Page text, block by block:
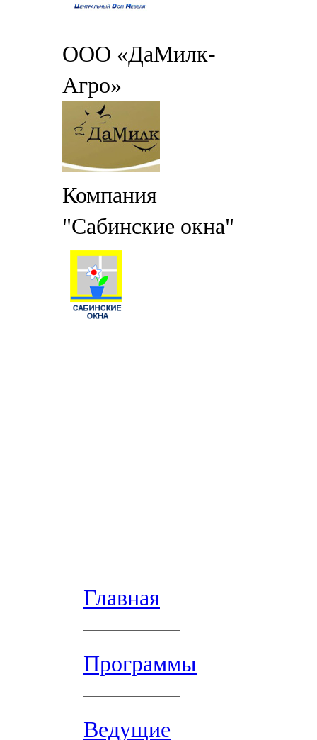
ООО «ДаМилк-
Агро»
Компания
"Сабинские окна"
Главная
Программы
Ведущие